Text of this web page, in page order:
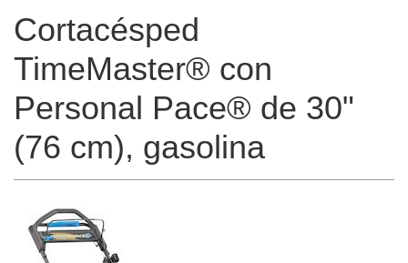
Cortacésped
TimeMaster® con
Personal Pace® de 30"
(76 cm), gasolina